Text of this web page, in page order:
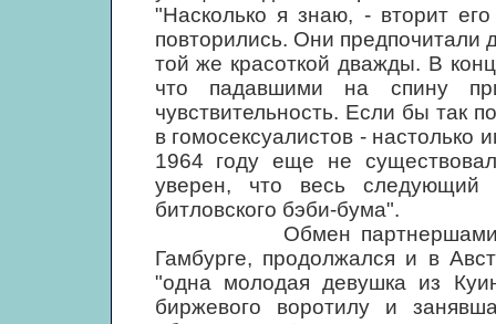
"Насколько я знаю, - вторит
повторились. Они предпочитали
той же красоткой дважды. В
что падавшими на спину
чувствительность. Если бы так
в гомосексуалистов - настолько
1964 году еще не
уверен, что весь следующий
битловского бэби-бума".
Обмен партнершами,
Гамбурге, продолжался и в
"одна молодая девушка из
биржевого воротилу и